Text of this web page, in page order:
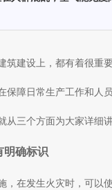
筑建设上，都有着很重
保障日常生产工作和
三个方面为大家详细讲
明确标识
，在发生火灾时，可以